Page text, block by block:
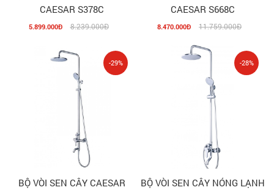
CAESAR S378C
5.899.000Đ 8.239.000Đ
CAESAR S668C
8.470.000Đ 11.759.000Đ
BỘ VÒI SEN CÂY CAESAR
-29%
BỘ VÒI SEN CÂY NÓNG LẠNH
-28%